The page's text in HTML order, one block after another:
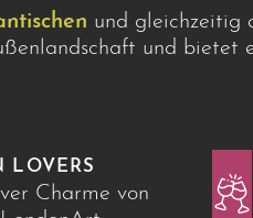
und gleichzeitig
und bietet
LOVERS
Charme von